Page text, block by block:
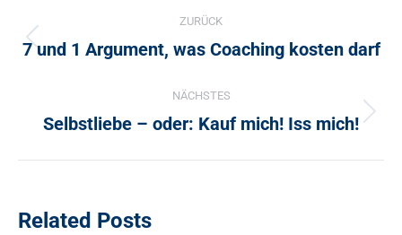
ZURÜCK
Vorheriger
7 und 1 Argument, was Coaching kosten darf
NÄCHSTES
Nächster
Selbstliebe – oder: Kauf mich! Iss mich!
Related Posts